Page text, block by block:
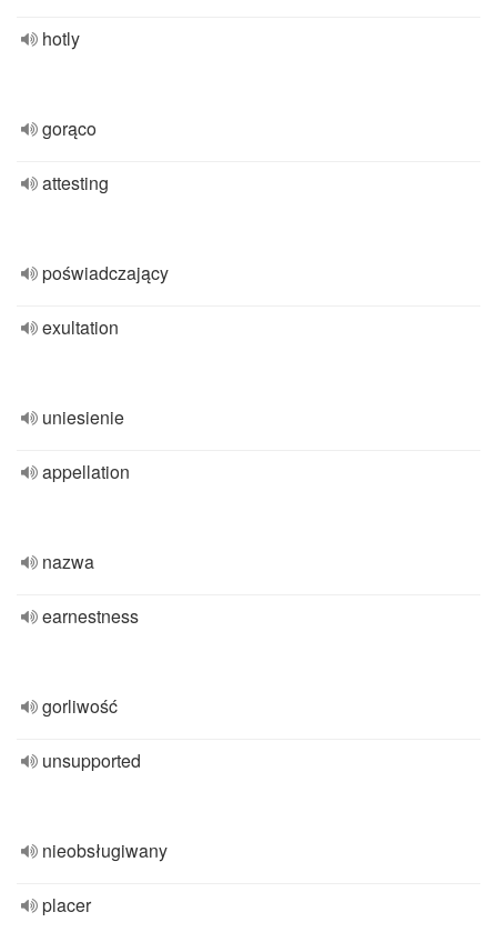
hotly
gorąco
attesting
poświadczający
exultation
uniesienie
appellation
nazwa
earnestness
gorliwość
unsupported
nieobsługiwany
placer